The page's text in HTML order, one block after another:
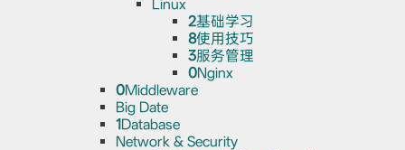
Linux
2基础学习
8使用技巧
3服务管理
0Nginx
0Middleware
Big Date
1Database
Network & Security